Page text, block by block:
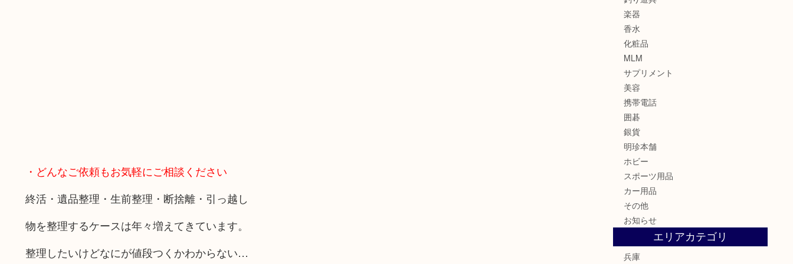
・どんなご依頼もお気軽にご相談ください
終活・遺品整理・生前整理・断捨離・引っ越し
物を整理するケースは年々増えてきています。
整理したいけどなにが値段つくかわからない…
楽器
香水
化粧品
MLM
サプリメント
美容
携帯電話
囲碁
銀貨
明珍本舗
ホビー
スポーツ用品
カー用品
その他
お知らせ
エリアカテゴリ
兵庫